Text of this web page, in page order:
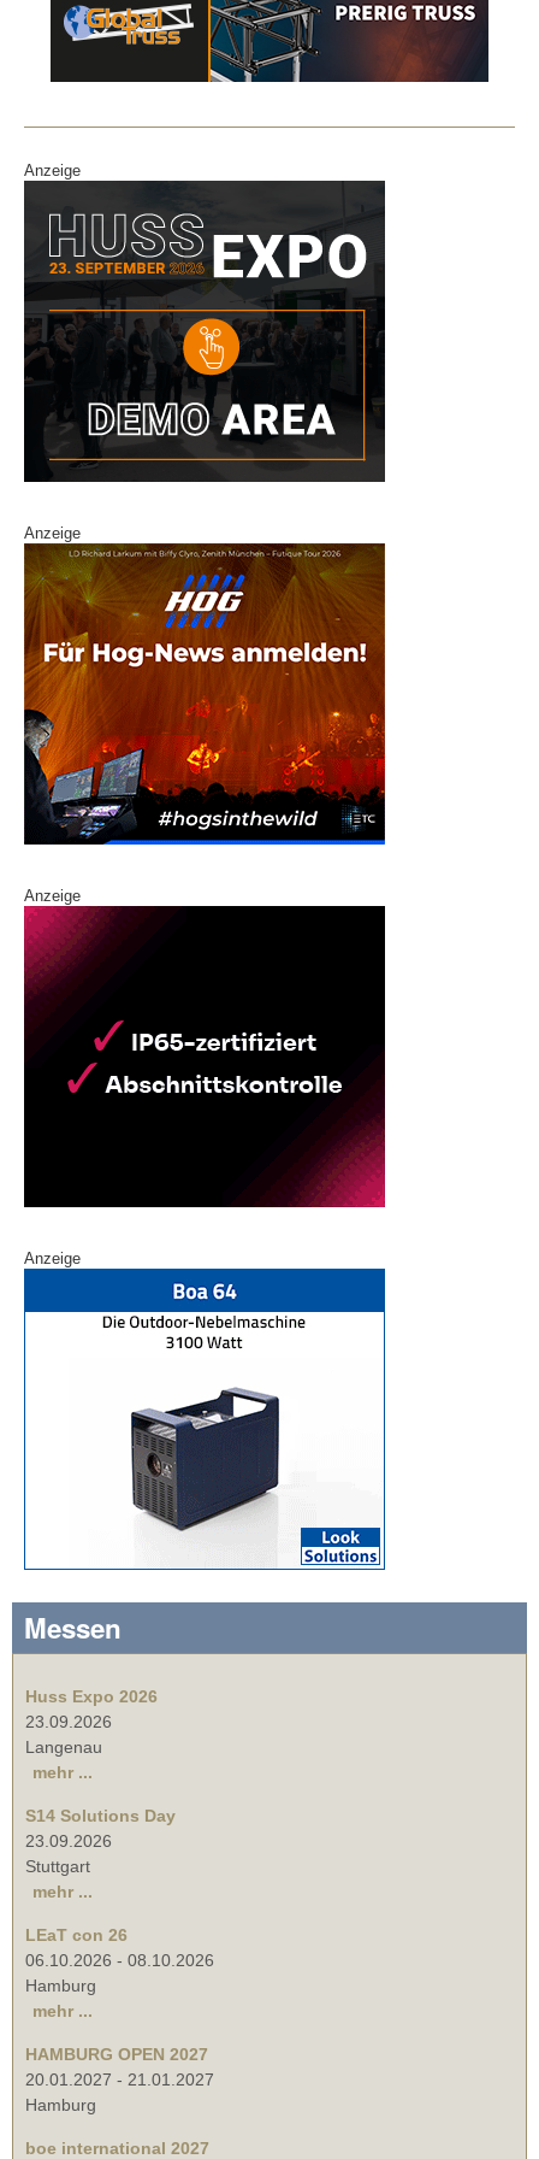
Anzeige
Anzeige
Anzeige
Anzeige
Messen
Huss Expo 2026
23.09.2026
Langenau
mehr ...
S14 Solutions Day
23.09.2026
Stuttgart
mehr ...
LEaT con 26
06.10.2026 - 08.10.2026
Hamburg
mehr ...
HAMBURG OPEN 2027
20.01.2027 - 21.01.2027
Hamburg
boe international 2027